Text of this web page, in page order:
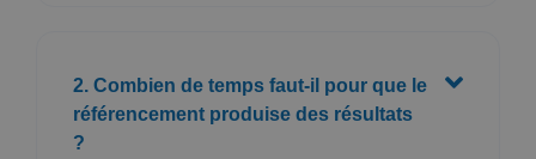
2. Combien de temps faut-il pour que le
référencement produise des résultats
?